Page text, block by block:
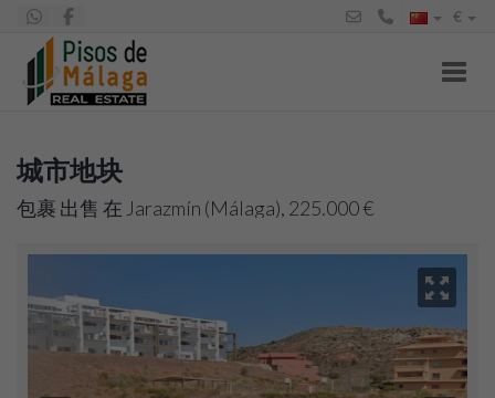
€
城市地块
包裹 出售 在 Jarazmín (Málaga), 225.000 €